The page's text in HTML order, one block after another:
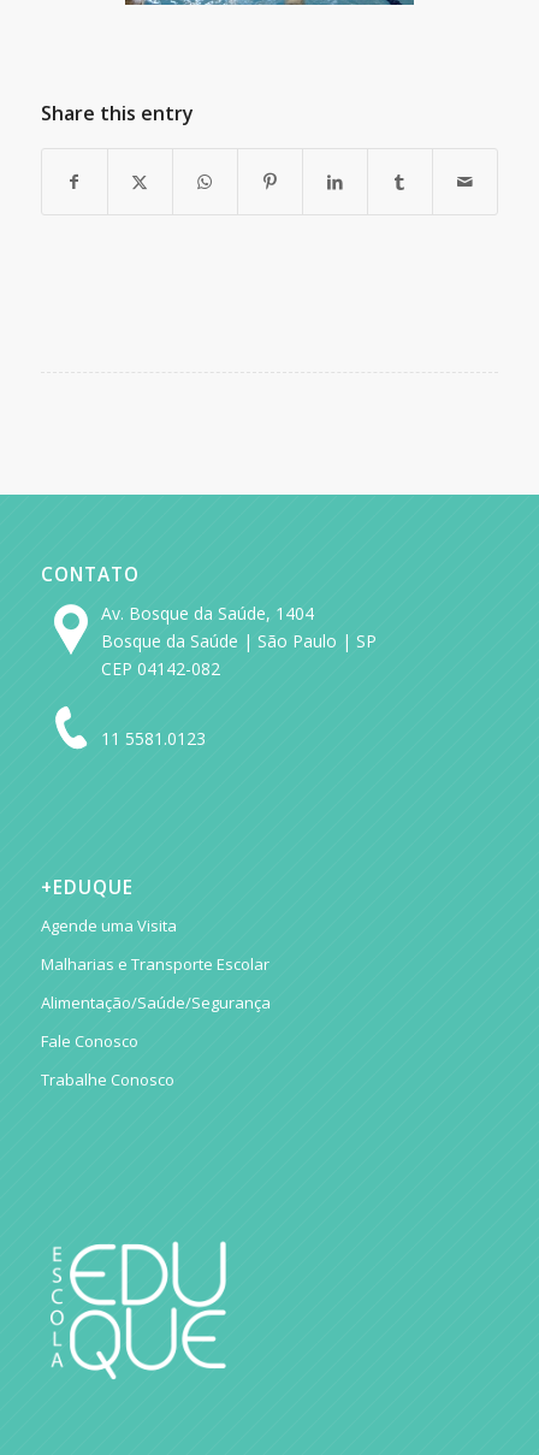
Share this entry
CONTATO
Av. Bosque da Saúde, 1404
Bosque da Saúde | São Paulo | SP
CEP 04142-082
11 5581.0123
+EDUQUE
Agende uma Visita
Malharias e Transporte Escolar
Alimentação/Saúde/Segurança
Fale Conosco
Trabalhe Conosco